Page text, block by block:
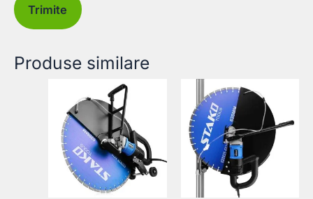
Produse similare